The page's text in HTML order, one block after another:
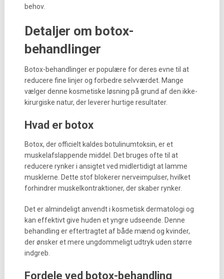
behov.
Detaljer om botox-
behandlinger
Botox-behandlinger er populære for deres evne til at
reducere fine linjer og forbedre selvværdet. Mange
vælger denne kosmetiske løsning på grund af den ikke-
kirurgiske natur, der leverer hurtige resultater.
Hvad er botox
Botox, der officielt kaldes botulinumtoksin, er et
muskelafslappende middel. Det bruges ofte til at
reducere rynker i ansigtet ved midlertidigt at lamme
musklerne. Dette stof blokerer nerveimpulser, hvilket
forhindrer muskelkontraktioner, der skaber rynker.
Det er almindeligt anvendt i kosmetisk dermatologi og
kan effektivt give huden et yngre udseende. Denne
behandling er eftertragtet af både mænd og kvinder,
der ønsker et mere ungdommeligt udtryk uden større
indgreb.
Fordele ved botox-behandling